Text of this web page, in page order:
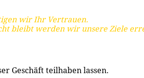
wir Ihr Vertrauen.
bleibt werden wir unsere Ziele
Geschäft teilhaben lassen.